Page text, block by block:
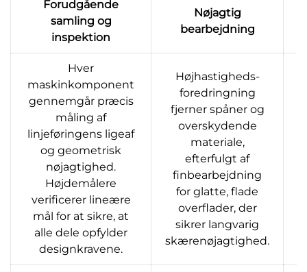
Forudgående
samling og
inspektion
Nøjagtig
bearbejdning
Hver
maskinkomponent
gennemgår præcis
måling af
linjeføringens ligeaf
og geometrisk
nøjagtighed.
Højdemålere
verificerer lineære
mål for at sikre, at
alle dele opfylder
designkravene.
Højhastigheds-
foredringning
fjerner spåner og
overskydende
materiale,
efterfulgt af
finbearbejdning
for glatte, flade
overflader, der
sikrer langvarig
skærenøjagtighed.